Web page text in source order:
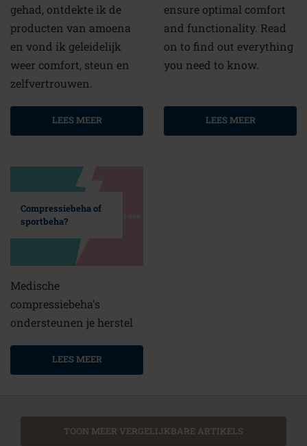
gehad, ontdekte ik de
producten van amoena
en vond ik geleidelijk
weer comfort, steun en
zelfvertrouwen.
LEES MEER
ensure optimal comfort
and functionality. Read
on to find out everything
you need to know.
LEES MEER
Compressiebeha of
sportbeha?
Medische
compressiebeha's
ondersteunen je herstel
LEES MEER
TOON MEER VERGELIJKBARE ARTIKELS